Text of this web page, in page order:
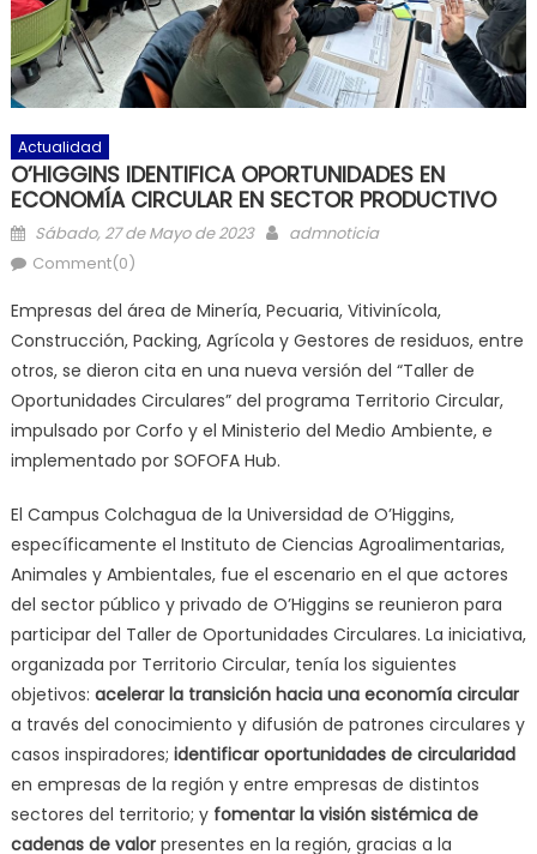
Actualidad
O’HIGGINS IDENTIFICA OPORTUNIDADES EN
ECONOMÍA CIRCULAR EN SECTOR PRODUCTIVO
Posted on
Sábado, 27 de Mayo de 2023 Author
admnoticia
Comment(0)
Empresas del área de Minería, Pecuaria, Vitivinícola,
Construcción, Packing, Agrícola y Gestores de residuos, entre
otros, se dieron cita en una nueva versión del “Taller de
Oportunidades Circulares” del programa Territorio Circular,
impulsado por Corfo y el Ministerio del Medio Ambiente, e
implementado por SOFOFA Hub.
El Campus Colchagua de la Universidad de O’Higgins,
específicamente el Instituto de Ciencias Agroalimentarias,
Animales y Ambientales, fue el escenario en el que actores
del sector público y privado de O’Higgins se reunieron para
participar del Taller de Oportunidades Circulares. La iniciativa,
organizada por Territorio Circular, tenía los siguientes
objetivos: acelerar la transición hacia una economía circular
a través del conocimiento y difusión de patrones circulares y
casos inspiradores; identificar oportunidades de circularidad
en empresas de la región y entre empresas de distintos
sectores del territorio; y fomentar la visión sistémica de
cadenas de valorpresentes en la región, gracias a la